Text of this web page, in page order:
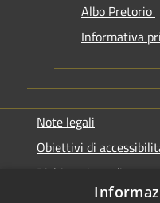
Albo Pretorio
Informativa
Note legali
Obiettivi di
Dichiarazione di